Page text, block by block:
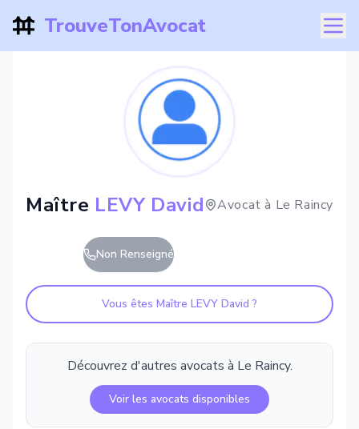
TrouveTonAvocat
Maître LEVY David Avocat à Le Raincy
Non Renseigné
Vous êtes Maître LEVY David ?
Découvrez d'autres avocats à Le Raincy.
Voir les avocats disponibles